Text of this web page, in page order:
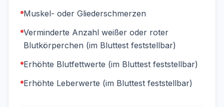
Muskel- oder Gliederschmerzen
Verminderte Anzahl weißer oder roter
Blutkörperchen (im Bluttest feststellbar)
Erhöhte Blutfettwerte (im Bluttest feststellbar)
Erhöhte Leberwerte (im Bluttest feststellbar)